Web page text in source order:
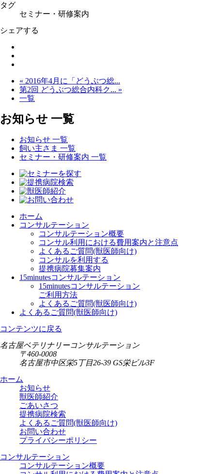
タグ
セミナー・研修案内
シェアする
« 2016年4月に「どうぶつ総...
第2回 どうぶつ総合内科ク... »
一覧
お知らせ 一覧
お知らせ 一覧
飼い主さま 一覧
セミナー・研修案内 一覧
ホーム
コンサルテーション
コンサルテーション概要
コンサル利用における費用案内と注意点
よくあるご質問(獣医師向け)
コンサルを利用する
提携病院募集案内
15minutesコンサルテーション
15minutesコンサルテーション
ご利用方法
よくあるご質問(獣医師向け)
よくあるご質問(獣医師向け)
コンテンツに戻る
名古屋ベテリナリーコンサルテーション
〒460-0008
名古屋市中区栄5丁目26-39 GS栄ビル3F
ホーム
お知らせ
獣医師紹介
ごあいさつ
提携病院検索
よくあるご質問(獣医師向け)
お問い合わせ
プライバシーポリシー
コンサルテーション
コンサルテーション概要